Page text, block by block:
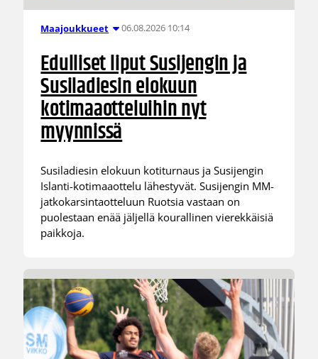
Maajoukkueet 06.08.2026 10:14
Edulliset liput Susijengin ja
Susiladiesin elokuun
kotimaaotteluihin nyt
myynnissä
Susiladiesin elokuun kotiturnaus ja Susijengin
Islanti-kotimaaottelu lähestyvät. Susijengin MM-
jatkokarsintaotteluun Ruotsia vastaan on
puolestaan enää jäljellä kourallinen vierekkäisiä
paikkoja.